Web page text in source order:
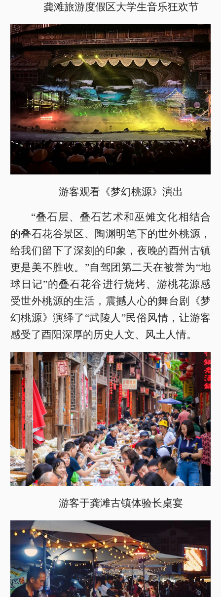
龚滩旅游度假区大学生音乐狂欢节
游客观看《梦幻桃源》演出
“叠石层、叠石艺术和巫傩文化相结合
的叠石花谷景区、陶渊明笔下的世外桃源，
给我们留下了深刻的印象，夜晚的酉州古镇
更是美不胜收。”自驾团第二天在被誉为“地
球日记”的叠石花谷进行烧烤、游桃花源感
受世外桃源的生活，震撼人心的舞台剧《梦
幻桃源》演绎了“武陵人”民俗风情，让游客
感受了酉阳深厚的历史人文、风土人情。
游客于龚滩古镇体验长桌宴